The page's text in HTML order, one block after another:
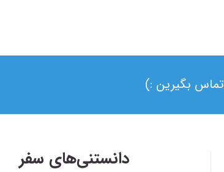
تماس بگیرین :)
دانستنی‌های سفر